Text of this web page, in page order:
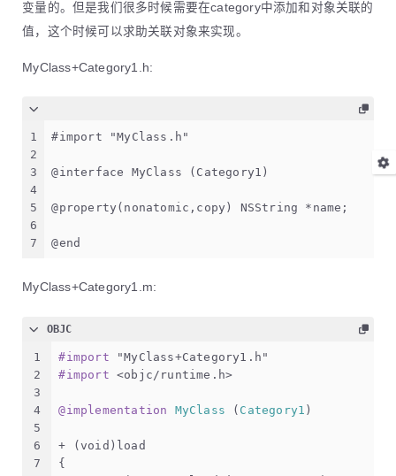
变量的。但是我们很多时候需要在category中添加和对象关联的
值，这个时候可以求助关联对象来实现。
MyClass+Category1.h:
1
2
3
4
5
6
7
#import "MyClass.h"
@interface MyClass (Category1)
@property(nonatomic,copy) NSString *name;
@end
MyClass+Category1.m:
OBJC
1
2
3
4
5
6
7
#import
"MyClass+Category1.h"
#import <objc/runtime.h>
@implementation MyClass ( Category1 )
+ ( void )load
{